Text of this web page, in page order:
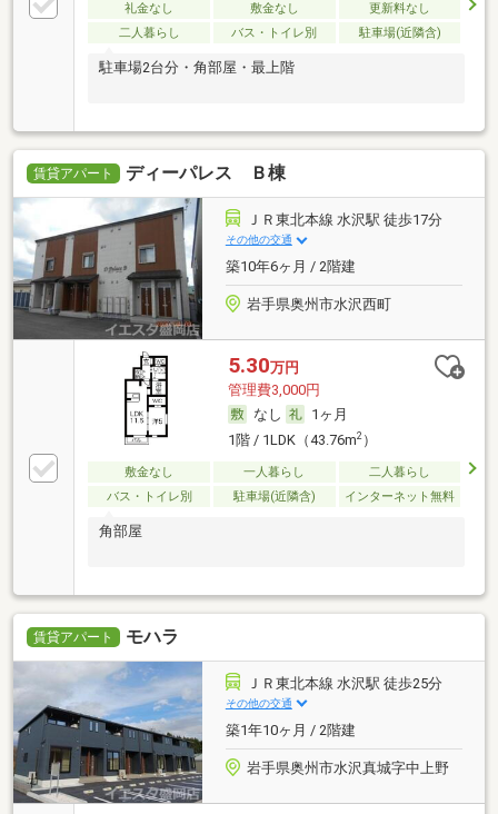
礼金なし 敷金なし
更新料なし
二人暮らし
バス・トイレ別 駐車場(近隣含)
駐車場2台分・角部屋・最上階
賃貸アパート ディーパレス Ｂ棟
ＪＲ東北本線 水沢駅 徒歩17分
その他の交通
築10年6ヶ月 / 2階建
岩手県奥州市水沢西町
5.30万円
管理費3,000円
なし
1ヶ月
1階 / 1LDK（43.76m2）
敷金なし 一人暮らし
二人暮らし
バス・トイレ別
駐車場(近隣含) インターネット無料
角部屋
賃貸アパート モハラ
ＪＲ東北本線 水沢駅 徒歩25分
その他の交通
築1年10ヶ月 / 2階建
岩手県奥州市水沢真城字中上野